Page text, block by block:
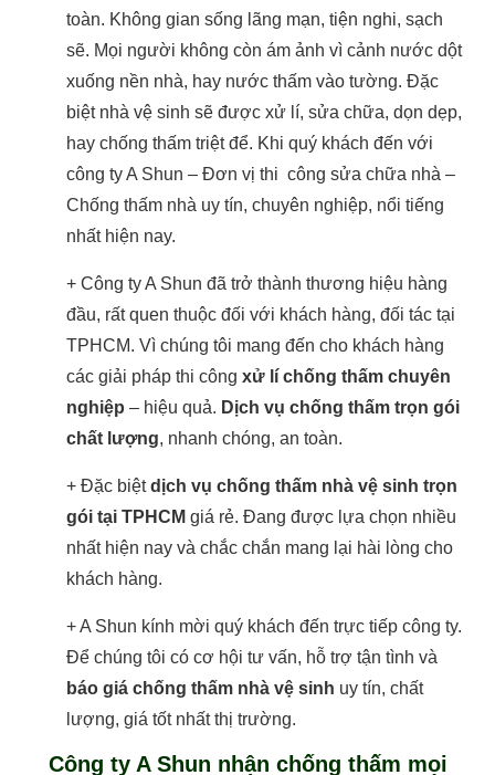
toàn. Không gian sống lãng mạn, tiện nghi, sạch
sẽ. Mọi người không còn ám ảnh vì cảnh nước dột
xuống nền nhà, hay nước thấm vào tường. Đặc
biệt nhà vệ sinh sẽ được xử lí, sửa chữa, dọn dẹp,
hay chống thấm triệt để. Khi quý khách đến với
công ty A Shun – Đơn vị thi công sửa chữa nhà –
Chống thấm nhà uy tín, chuyên nghiệp, nổi tiếng
nhất hiện nay.
+ Công ty A Shun đã trở thành thương hiệu hàng
đầu, rất quen thuộc đối với khách hàng, đối tác tại
TPHCM. Vì chúng tôi mang đến cho khách hàng
các giải pháp thi công xử lí chống thấm chuyên
nghiệp – hiệu quả. Dịch vụ chống thấm trọn gói
chất lượng, nhanh chóng, an toàn.
+ Đặc biệtdịch vụ chống thấm nhà vệ sinh trọn
gói tại TPHCM giá rẻ. Đang được lựa chọn nhiều
nhất hiện nay và chắc chắn mang lại hài lòng cho
khách hàng.
+ A Shun kính mời quý khách đến trực tiếp công ty.
Để chúng tôi có cơ hội tư vấn, hỗ trợ tận tình và
báo giá chống thấm nhà vệ sinh uy tín, chất
lượng, giá tốt nhất thị trường.
Công ty A Shun nhận chống thấm mọi